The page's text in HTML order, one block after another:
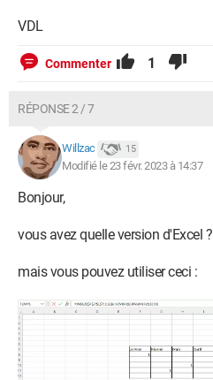
VDL
Commenter 1
RÉPONSE 2 / 7
Willzac 15
Modifié le 23 févr. 2023 à 14:37
Bonjour,
vous avez quelle version d'Excel ?
mais vous pouvez utiliser ceci :